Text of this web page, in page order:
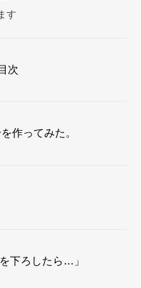
す
次
作ってみた。
下ろしたら…」